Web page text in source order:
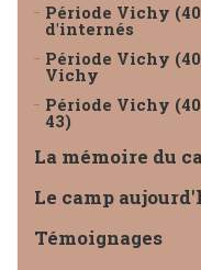
Période Vichy
d'internés
Période Vichy
Vichy
Période Vichy
43)
La mémoire du
Le camp
Témoignages